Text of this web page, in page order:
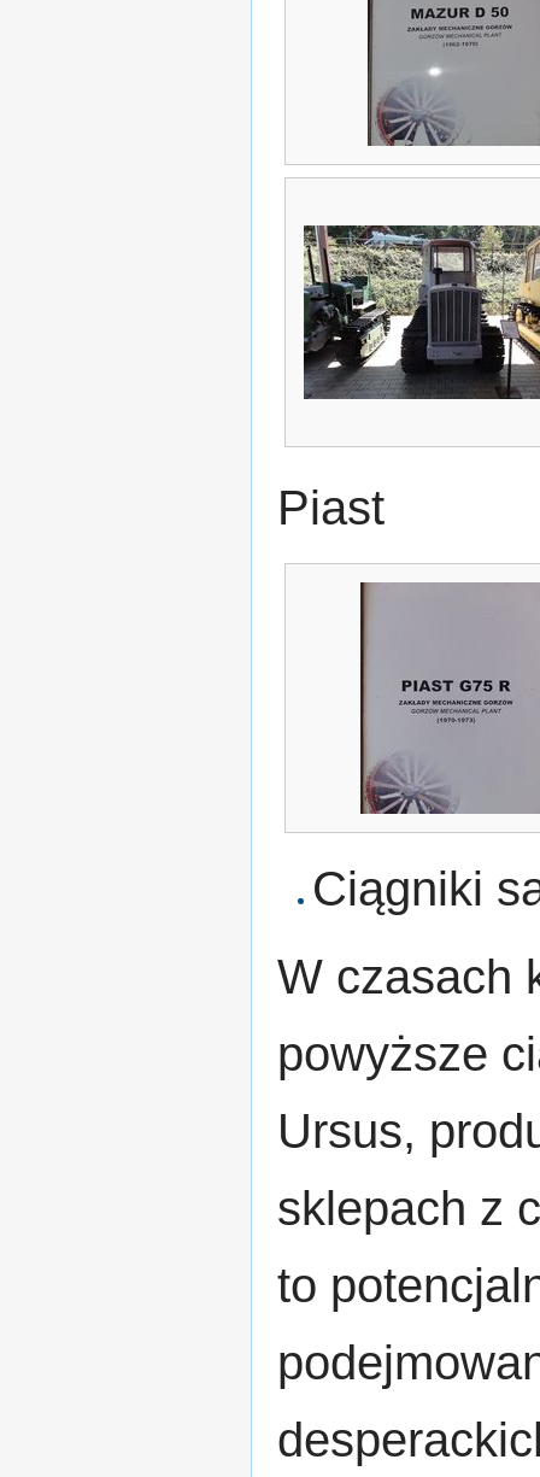
Piast
Ciągniki
W czasach
powyższe
Ursus,
sklepach z
to